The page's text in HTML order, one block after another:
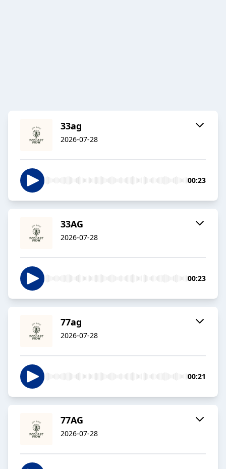
33ag
2026-07-28
00:23
33AG
2026-07-28
00:23
77ag
2026-07-28
00:21
77AG
2026-07-28